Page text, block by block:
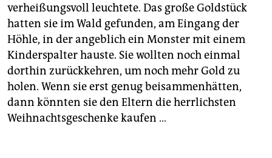
verheißungsvoll leuchtete. Das große Goldstück
hatten sie im Wald gefunden, am Eingang der
Höhle, in der angeblich ein Monster mit einem
Kinderspalter hauste. Sie wollten noch einmal
dorthin zurückkehren, um noch mehr Gold zu
holen. Wenn sie erst genug beisammenhätten,
dann könnten sie den Eltern die herrlichsten
Weihnachtsgeschenke kaufen …